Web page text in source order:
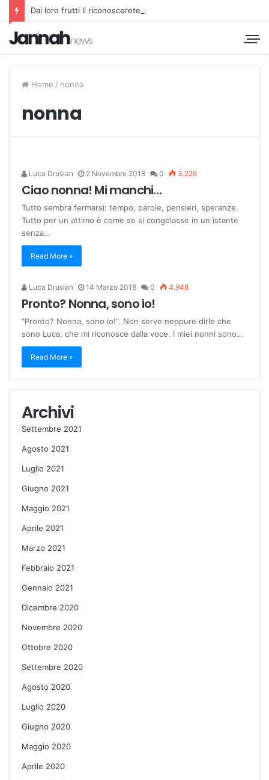
Dai loro frutti li riconoscerete
Home / nonna
nonna
Luca Drusian 2 Novembre 2018 0 3.225
Ciao nonna! Mi manchi…
Tutto sembra fermarsi: tempo, parole, pensieri, speranze.
Tutto per un attimo è come se si congelasse in un istante
senza…
Read More »
Luca Drusian 14 Marzo 2018 0 4.948
Pronto? Nonna, sono io!
“Pronto? Nonna, sono io!”. Non serve neppure dirle che
sono Luca, che mi riconosce dalla voce. I miei nonni sono…
Read More »
Archivi
Settembre 2021
Agosto 2021
Luglio 2021
Giugno 2021
Maggio 2021
Aprile 2021
Marzo 2021
Febbraio 2021
Gennaio 2021
Dicembre 2020
Novembre 2020
Ottobre 2020
Settembre 2020
Agosto 2020
Luglio 2020
Giugno 2020
Maggio 2020
Aprile 2020